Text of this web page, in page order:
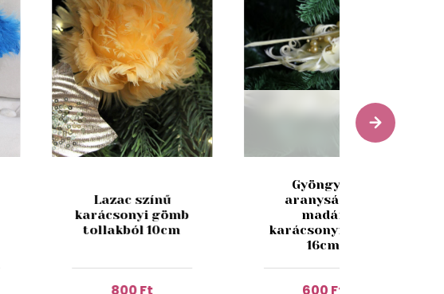
Lazac színű
karácsonyi gömb
tollakból 10cm
800 Ft
Gyöngyös
aranysárga
madár
karácsonyfadísz
16cm
600 Ft